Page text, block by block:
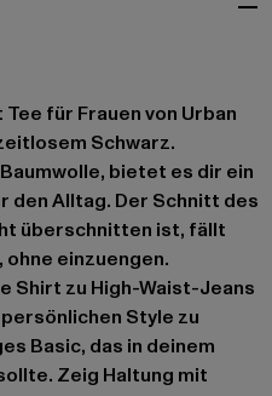
für Frauen von Urban
Schwarz.
bietet es dir ein
den Alltag. Der Schnitt des
überschnitten ist, fällt
einzuengen.
Shirt zu High-Waist-Jeans
Style zu
Basic, das in deinem
Zeig Haltung mit